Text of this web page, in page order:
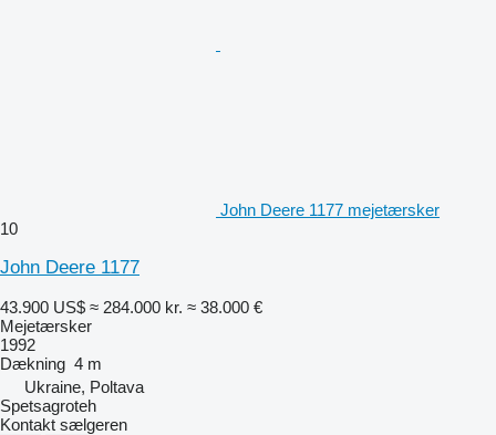
John Deere 1177 mejetærsker
10
John Deere 1177
43.900 US$ ≈ 284.000 kr. ≈ 38.000 €
Mejetærsker
1992
Dækning 4 m
Ukraine, Poltava
Spetsagroteh
Kontakt sælgeren